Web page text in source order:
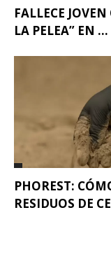
FALLECE
LA PELEA” EN ...
PHOREST:
RESIDUOS DE